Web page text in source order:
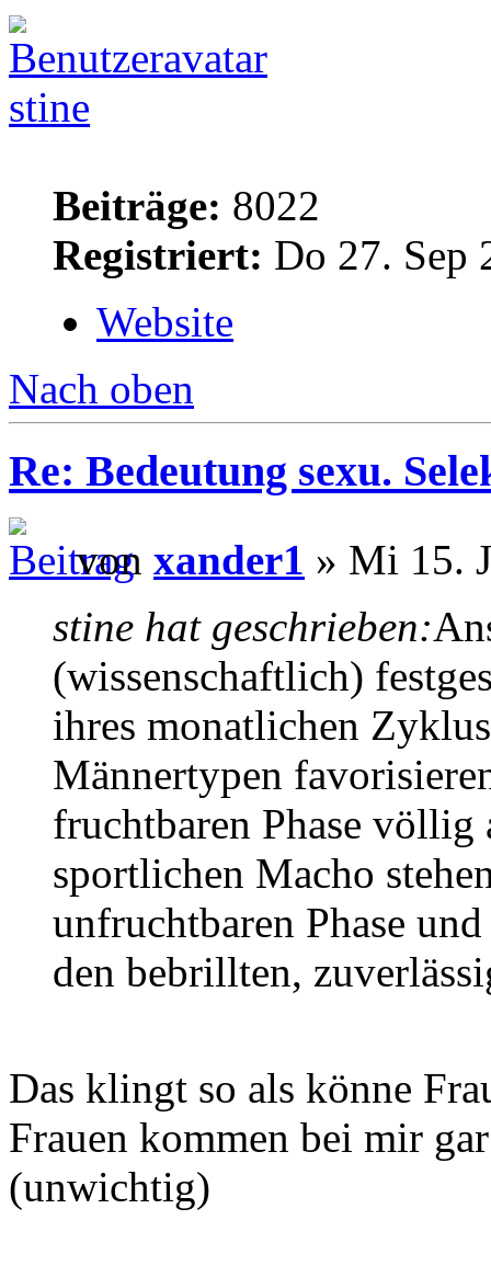
stine
Beiträge: 8022
Registriert: Do 27. Sep
Website
Nach oben
Re: Bedeutung sexu.
von xander1 » Mi 15.
stine hat geschrieben:
(wissenschaftlich)
ihres monatlichen
Männertypen
fruchtbaren Phase völlig
sportlichen Macho
unfruchtbaren Phase
den bebrillten,
Das klingt so als könne
Frauen kommen bei mir
(unwichtig)